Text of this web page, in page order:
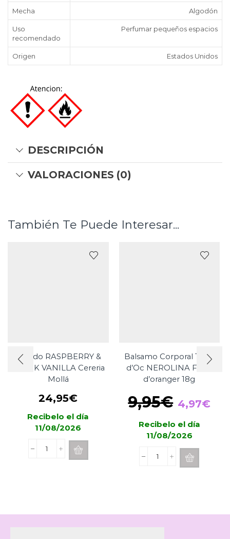
Mecha Algodón
Uso
recomendado
Perfumar pequeños espacios
Origen Estados Unidos
DESCRIPCIÓN
VALORACIONES (0)
También Te Puede Interesar...
Mikado RASPBERRY &
BLACK VANILLA Cereria
Mollá
24,95€
Recibelo el día
11/08/2026
Mikado
RASPBERRY
Balsamo Corporal Terre
d’Oc NEROLINA Fleur
d’oranger 18g
9,95€
El
original
9,95€.
4,97€
Recibelo el día
11/08/2026
Balsamo
Corporal
18g